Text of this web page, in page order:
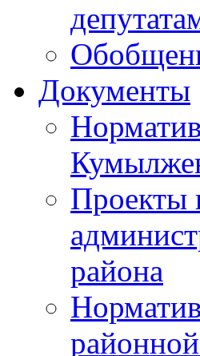
Документы
Проекты
района